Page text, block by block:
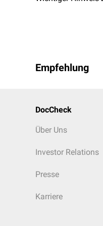
Empfehlung
DocCheck
Über Uns
Investor Relations
Presse
Karriere